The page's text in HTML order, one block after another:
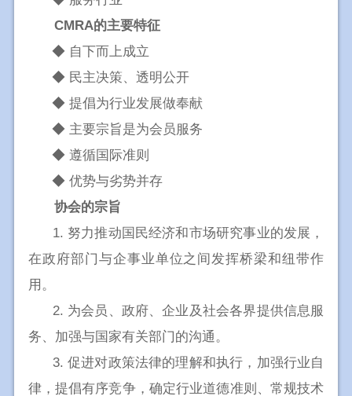
CMRA的主要特征
◆ 自下而上成立
◆ 民主决策、透明公开
◆ 提倡为行业发展做奉献
◆ 主要宗旨是为会员服务
◆ 遵循国际准则
◆ 优势与劣势并存
协会的宗旨
1. 努力推动国民经济和市场研究事业的发展，
在政府部门与企事业单位之间发挥桥梁和纽带作
用。
2. 为会员、政府、企业及社会各界提供信息服
务、加强与国家有关部门的沟通。
3. 促进对政策法律的理解和执行，加强行业自
律，提倡有序竞争，确定行业道德准则、常规技术